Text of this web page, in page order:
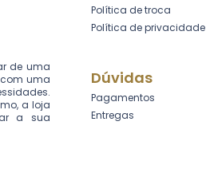
de uma
com uma
a loja
a sua
Política de troca
Política de privacidade
Dúvidas
Pagamentos
Entregas